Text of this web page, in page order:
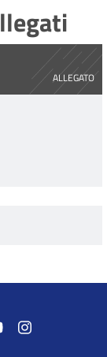
ALLEGATO